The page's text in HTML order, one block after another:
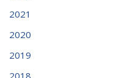
2021
2020
2019
2018